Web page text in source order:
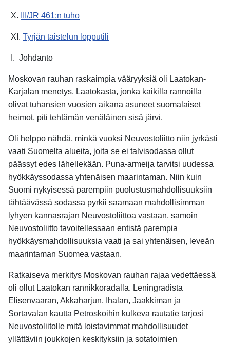
X. III/JR 461:n tuho
XI. Tyrjän taistelun lopputili
I. Johdanto
Moskovan rauhan raskaimpia vääryyksiä oli Laatokan-
Karjalan menetys. Laatokasta, jonka kaikilla rannoilla
olivat tuhansien vuosien aikana asuneet suomalaiset
heimot, piti tehtämän venäläinen sisä järvi.
Oli helppo nähdä, minkä vuoksi Neuvostoliitto niin jyrkästi
vaati Suomelta alueita, joita se ei talvisodassa ollut
päässyt edes lähellekään. Puna-armeija tarvitsi uudessa
hyökkäyssodassa yhtenäisen maarintaman. Niin kuin
Suomi nykyisessä parempiin puolustusmahdollisuuksiin
tähtäävässä sodassa pyrkii saamaan mahdollisimman
lyhyen kannasrajan Neuvostoliittoa vastaan, samoin
Neuvostoliitto tavoitellessaan entistä parempia
hyökkäysmahdollisuuksia vaati ja sai yhtenäisen, leveän
maarintaman Suomea vastaan.
Ratkaiseva merkitys Moskovan rauhan rajaa vedettäessä
oli ollut Laatokan rannikkoradalla. Leningradista
Elisenvaaran, Akkaharjun, Ihalan, Jaakkiman ja
Sortavalan kautta Petroskoihin kulkeva rautatie tarjosi
Neuvostoliitolle mitä loistavimmat mahdollisuudet
yllättäviin joukkojen keskityksiin ja sotatoimien